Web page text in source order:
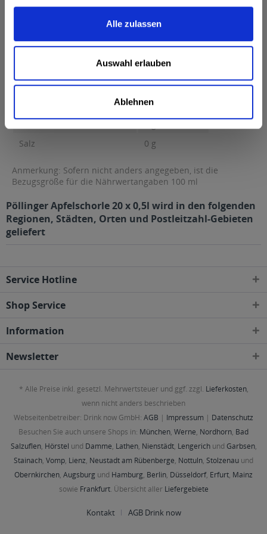
Alle zulassen
Auswahl erlauben
Ablehnen
0 g...mehr
26 kcal / 108 kJ
Fett
0,1 g
davon gesättigte Fettsäuren
0 g
Kohlenhydrate
6,3 g
6,3 g
Salz
0 g
Anmerkung: Sofern nicht anders angegeben, ist die
Bezugsgröße für die Nährwertangaben 100 ml
Pöllinger Apfelschorle 20 x 0,5l wird in den folgenden
Regionen, Städten, Orten und Postleitzahl-Gebieten
geliefert
Service Hotline
Shop Service
Information
Newsletter
* Alle Preise inkl. gesetzl. Mehrwertsteuer und ggf. zzgl. Lieferkosten,
wenn nicht anders beschrieben
Webseitenbetreiber: Drink now GmbH: AGB | Impressum | Datenschutz
Besuchen Sie auch unsere Shops in: München, Werne, Nordhorn, Bad
Salzuflen, Hörstel und Damme, Lathen, Nienstädt, Lengerichund Garbsen,
Stainach, Vomp, Lienz, Neustadt am Rübenberge, Nottuln, Stolzenau und
Obernkirchen, Augsburg und Hamburg, Berlin, Düsseldorf, Erfurt, Mainz
sowie Frankfurt. Übersicht aller Liefergebiete
Kontakt AGB Drink now